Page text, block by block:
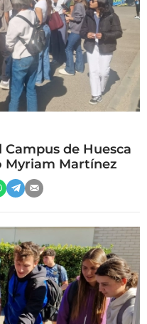
de Huesca
Myriam Martínez